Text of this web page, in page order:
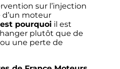
sur l’injection
d’un moteur
pourquoi il est
plutôt que de
une perte de